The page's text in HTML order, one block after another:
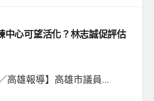
中心可望活化？林志誠促評估
高雄報導】高雄市議員...